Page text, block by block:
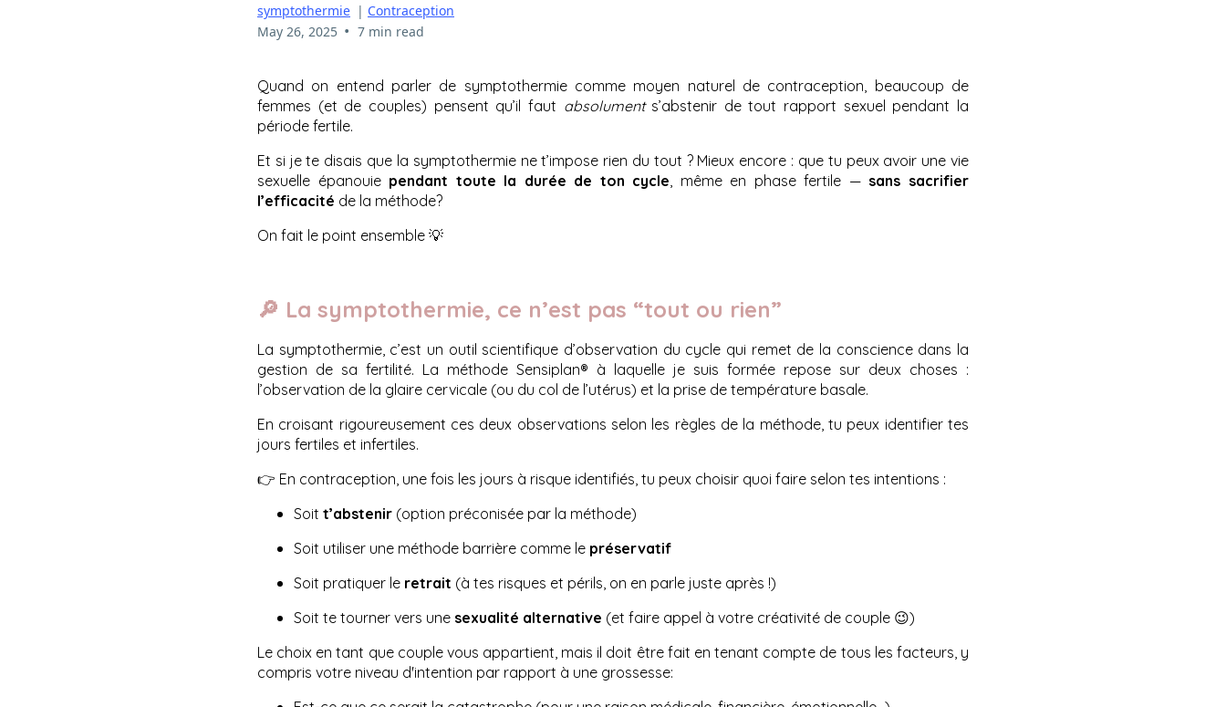
symptothermie | Contraception
May 26, 2025 • 7 min read
Quand on entend parler de symptothermie comme moyen naturel de contraception, beaucoup de
femmes (et de couples) pensent qu’il faut absoluments’abstenir de tout rapport sexuel pendant la
période fertile.
Et si je te disais que la symptothermie ne t’impose rien du tout ? Mieux encore : que tu peux avoir une vie
sexuelle épanouie pendant toute la durée de ton cycle , même en phase fertile — sans sacrifier
l’efficacité de la méthode?
On fait le point ensemble 💡
🔎 La symptothermie, ce n’est pas “tout ou rien”
La symptothermie, c’est un outil scientifique d’observation du cycle qui remet de la conscience dans la
gestion de sa fertilité. La méthode Sensiplan® à laquelle je suis formée repose sur deux choses :
l’observation de la glaire cervicale (ou du col de l’utérus) et la prise de température basale.
En croisant rigoureusement ces deux observations selon les règles de la méthode, tu peux identifier tes
jours fertiles et infertiles.
👉 En contraception, une fois les jours à risque identifiés, tu peux choisir quoi faire selon tes intentions :
Soit t’abstenir (option préconisée par la méthode)
Soit utiliser une méthode barrière comme le préservatif
Soit pratiquer le retrait (à tes risques et périls, on en parle juste après !)
Soit te tourner vers une sexualité alternative (et faire appel à votre créativité de couple 😉)
Le choix en tant que couple vous appartient, mais il doit être fait en tenant compte de tous les facteurs, y
compris votre niveau d'intention par rapport à une grossesse: